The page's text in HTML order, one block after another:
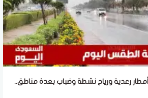
رعدية ورياح نشطة وضباب بعدة مناطق..